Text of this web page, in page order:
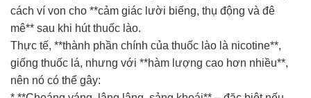
cách ví von cho **cảm giác lười biếng, thụ động và đê
mê** sau khi hút thuốc lào.
Thực tế, **thành phần chính của thuốc lào là nicotine**,
giống thuốc lá, nhưng với **hàm lượng cao hơn nhiều**,
nên nó có thể gây: